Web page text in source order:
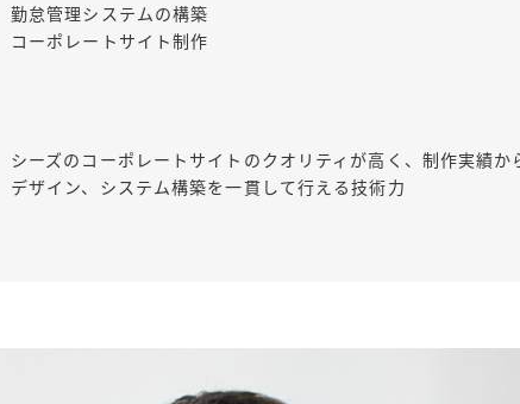
勤怠管理システムの構築
コーポレートサイト制作
シーズのコーポレートサイトのクオリティが高く、制作実績か
デザイン、システム構築を一貫して行える技術力